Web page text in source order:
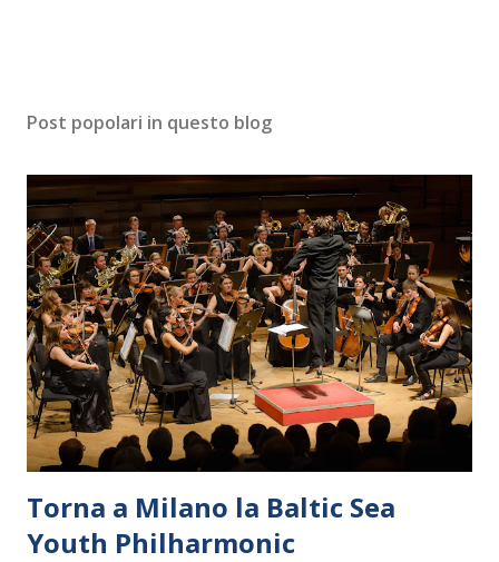
Post popolari in questo blog
Torna a Milano la Baltic Sea
Youth Philharmonic